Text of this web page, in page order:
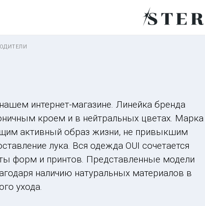
интернет-магазине. Линейка бренда
кроем и в нейтральных цветах. Марка
активный образ жизни, не привыкшим
лука. Вся одежда OUI сочетается
форм и принтов. Представленные модели
наличию натуральных материалов в
ухода.